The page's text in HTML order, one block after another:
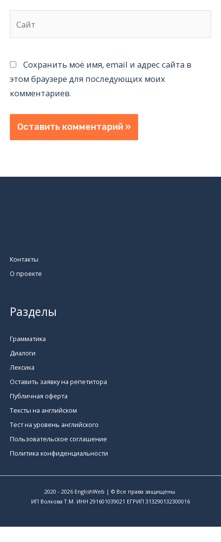
Сохранить моё имя, email и адрес сайта в
этом браузере для последующих моих
комментариев.
Контакты
О проекте
Разделы
Грамматика
Диалоги
Лексика
Оставить заявку на репетитора
Публичная оферта
Тексты на английском
Тест на уровень английского
Пользовательское соглашение
Политика конфиденциальности
2020 - 2026 EnglishWeb | © Все права защищены.
ИП Волкова Т.М. ИНН 291601039021 ЕГРИП 313290132300016